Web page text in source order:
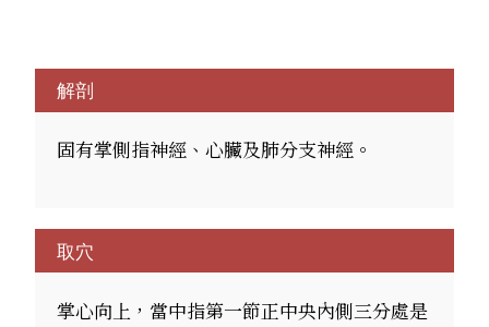
解剖
固有掌側指神經、心臟及肺分支神經。
取穴
掌心向上，當中指第一節正中央內側三分處是